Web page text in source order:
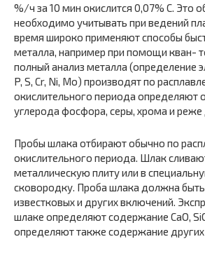
%/ч за 10 мин окислится 0,07% С. Это
необходимо учитывать при ведений
время широко применяют способы
металла, например при помощи кван-
полный анализ металла (определение
P, S, Cr, Ni, Mo) производят по
окислительного периода опре­деляют
углерода фосфора, серы, хрома и реже
Пробы шлака отбирают обычно по
окислительного периода. Шлак
металлическую плиту или в
сковородку. Проба шлака должна
известковых и других включений.
шлаке определяют содержание CaO,
определяют также содержание